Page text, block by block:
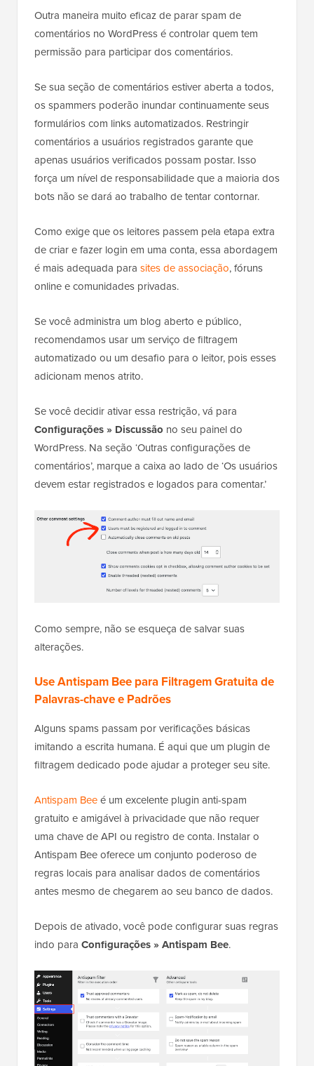
Outra maneira muito eficaz de parar spam de
comentários no WordPress é controlar quem tem
permissão para participar dos comentários.
Se sua seção de comentários estiver aberta a todos,
os spammers poderão inundar continuamente seus
formulários com links automatizados. Restringir
comentários a usuários registrados garante que
apenas usuários verificados possam postar. Isso
força um nível de responsabilidade que a maioria dos
bots não se dará ao trabalho de tentar contornar.
Como exige que os leitores passem pela etapa extra
de criar e fazer login em uma conta, essa abordagem
é mais adequada para sites de associação, fóruns
online e comunidades privadas.
Se você administra um blog aberto e público,
recomendamos usar um serviço de filtragem
automatizado ou um desafio para o leitor, pois esses
adicionam menos atrito.
Se você decidir ativar essa restrição, vá para
Configurações » Discussão no seu painel do
WordPress. Na seção ‘Outras configurações de
comentários’, marque a caixa ao lado de ‘Os usuários
devem estar registrados e logados para comentar.’
Como sempre, não se esqueça de salvar suas
alterações.
Use Antispam Bee para Filtragem Gratuita de
Palavras-chave e Padrões
Alguns spams passam por verificações básicas
imitando a escrita humana. É aqui que um plugin de
filtragem dedicado pode ajudar a proteger seu site.
Antispam Beeé um excelente plugin anti-spam
gratuito e amigável à privacidade que não requer
uma chave de API ou registro de conta. Instalar o
Antispam Bee oferece um conjunto poderoso de
regras locais para analisar dados de comentários
antes mesmo de chegarem ao seu banco de dados.
Depois de ativado, você pode configurar suas regras
indo para Configurações » Antispam Bee.